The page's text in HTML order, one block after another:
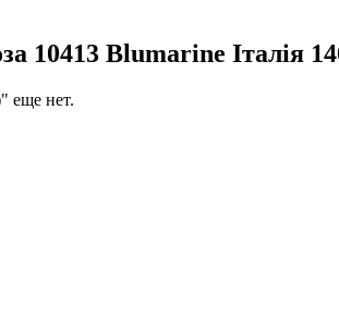
Blumarine Італія
еще нет.